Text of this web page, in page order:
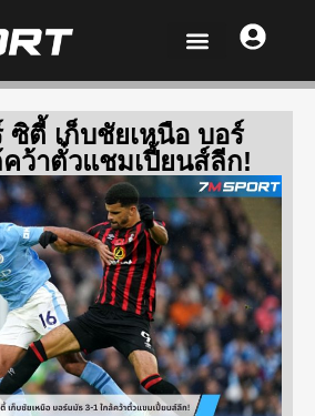
ซิตี้ เก็บชัยเหนือ บอร์
ว้าตั๋วแชมเปี้ยนส์ลีก!